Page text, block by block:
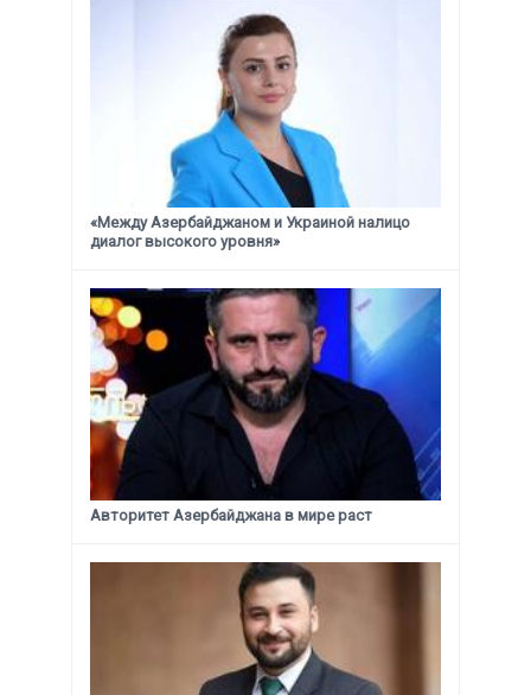
«Между Азербайджаном и Украиной налицо
диалог высокого уровня»
Авторитет Азербайджана в мире раст